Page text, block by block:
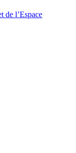
de l’Espace